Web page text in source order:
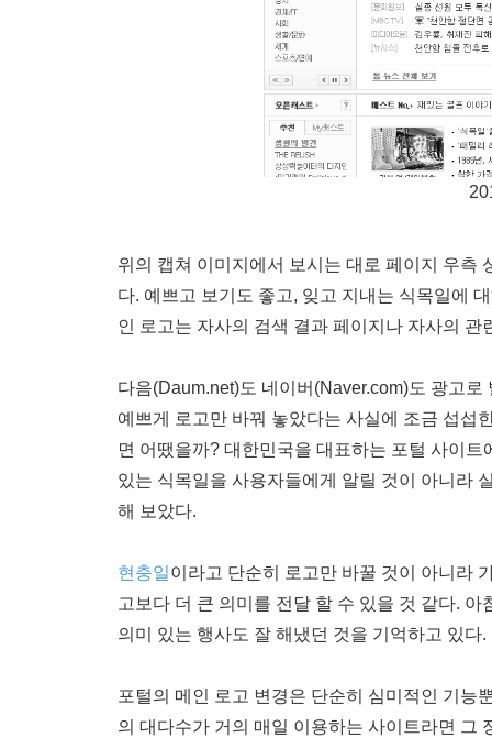
위의 캡쳐 이미지에서 보시는 대로 페이지 우측
다. 예쁘고 보기도 좋고, 잊고 지내는 식목일에
인 로고는 자사의 검색 결과 페이지나 자사의
다음(Daum.net)도 네이버(Naver.com)도 광고
예쁘게 로고만 바꿔 놓았다는 사실에 조금 섭섭
면 어땠을까? 대한민국을 대표하는 포털 사이
있는 식목일을 사용자들에게 알릴 것이 아니라
해 보았다.
현충일이라고 단순히 로고만 바꿀 것이 아니라
고보다 더 큰 의미를 전달 할 수 있을 것 같다. 아
의미 있는 행사도 잘 해냈던 것을 기억하고 있다.
포털의 메인 로고 변경은 단순히 심미적인 기능
의 대다수가 거의 매일 이용하는 사이트라면 그